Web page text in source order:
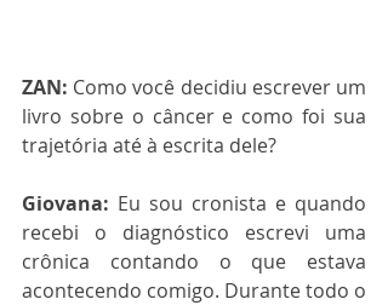
ZAN: Como você decidiu escrever um
livro sobre o câncer e como foi sua
trajetória até à escrita dele?
Giovana: Eu sou cronista e quando
recebi o diagnóstico escrevi uma
crônica contando o que estava
acontecendo comigo. Durante todo o